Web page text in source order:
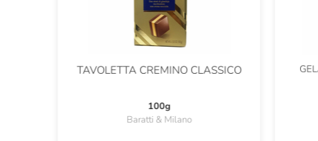
TAVOLETTA CREMINO CLASSICO
100g
Baratti & Milano